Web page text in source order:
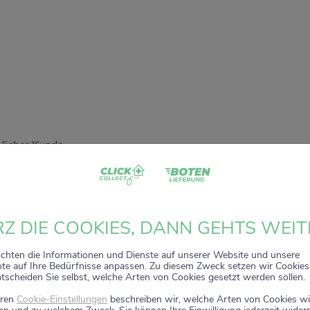
Kunde,
Sie unser digitales
ZACK+DA!
sehr gefreut, Sie auf diesem Weg begleiten zu dürfen.
wird zum 15. Januar 2026 eingestellt.
2026 stehen die Online-Bestellmöglichkeiten und
mehr zur Verfügung.
weiterhin persönlich für Sie da. Direkt vor Ort in Ihrer
wie gewohnt kompetente Beratung, attraktive Angebote
DIE COOKIES, DANN GEHTS
die Informationen und Dienste auf unserer Website und unsere
auf Ihre Bedürfnisse anpassen. Zu diesem Zweck setzen wir
Sie selbst, welche Arten von Cookies gesetzt werden sollen.
Cookie-Einstellungen beschreiben wir, welche Arten von Cookies